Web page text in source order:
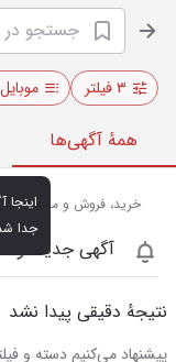
۳ فیلتر موبایل
همهٔ آگهی‌ها
جدا
خرید، فروش و مشاهده
آگهی جدید
نتیجهٔ دقیقی پیدا نشد
پیشنهاد می‌کنیم دسته و